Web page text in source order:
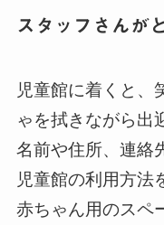
スタッフさんが
児童館に着くと、
ゃを拭きながら出
名前や住所、連絡
児童館の利用方法
赤ちゃん用のスペ